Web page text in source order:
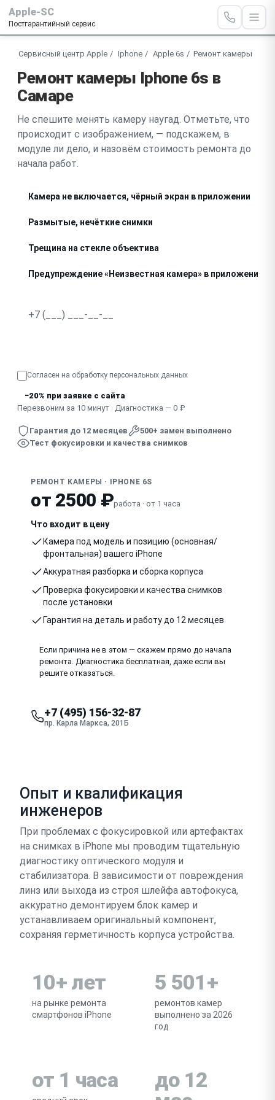
Apple-SC
Постгарантийный сервис
Сервисный центр Apple Iphone Apple 6s Ремонт камеры
Ремонт камеры Iphone 6s в
Самаре
Не спешите менять камеру наугад. Отметьте, что
происходит с изображением, — подскажем, в
модуле ли дело, и назовём стоимость ремонта до
начала работ.
Камера не включается, чёрный экран в приложении
Размытые, нечёткие снимки
Трещина на стекле объектива
Предупреждение «Неизвестная камера» в приложении
Согласен на обработку персональных данных
−20% при заявке с сайта
Перезвоним за 10 минут · Диагностика — 0 ₽
Гарантия до 12 месяцев
500+ замен выполнено
Тест фокусировки и качества снимков
РЕМОНТ КАМЕРЫ · IPHONE 6S
от 2500 ₽работа · от 1 часа
Что входит в цену
Камера под модель и позицию (основная/
фронтальная) вашего iPhone
Аккуратная разборка и сборка корпуса
Проверка фокусировки и качества снимков
после установки
Гарантия на деталь и работу до 12 месяцев
Если причина не в этом — скажем прямо до начала
ремонта. Диагностика бесплатная, даже если вы
решите отказаться.
+7 (495) 156-32-87
пр. Карла Маркса, 201Б
Опыт и квалификация
инженеров
При проблемах с фокусировкой или артефактах
на снимках в iPhone мы проводим тщательную
диагностику оптического модуля и
стабилизатора. В зависимости от повреждения
линз или выхода из строя шлейфа автофокуса,
аккуратно демонтируем блок камер и
устанавливаем оригинальный компонент,
сохраняя герметичность корпуса устройства.
10+ лет
на рынке ремонта
смартфонов iPhone
5 501+
ремонтов камер
выполнено за 2026
год
от 1 часа
до 12